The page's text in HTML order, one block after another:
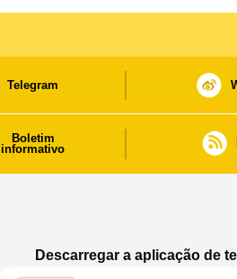
Telegram
Boletim
informativo
Descarregar a aplicação de